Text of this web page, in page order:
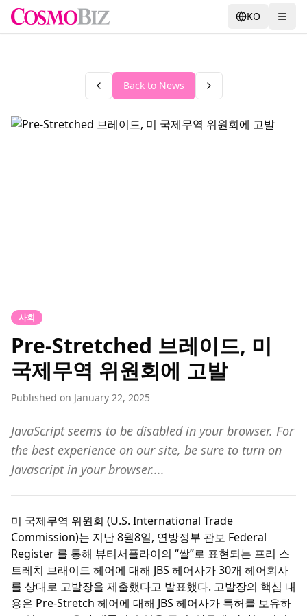
KO
Back to News
사회
Pre-Stretched 브레이드, 미
국제무역 위원회에 고발
Published on January 22, 2025
JavaScript seems to be disabled in your browser. For
the best experience on our site, be sure to turn on
Javascript in your browser....
미 국제무역 위원회 (U.S. International Trade
Commission)는 지난 8월8일, 연방정부 관보 Federal
Register 를 통해 뷰티서플라이의 “쌀”로 표현되는 프리 스
트레치 브래이드 헤어에 대해 JBS 헤어사가 30개 헤어회사
를 상대로 고발장을 제출했다고 발표했다. 고발장의 핵심 내
용은 Pre-Stretch 헤어에 대해 JBS 헤어사가 특허를 보유하